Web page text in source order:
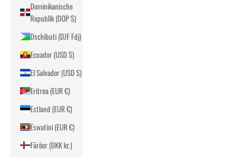
Dominikanische
Republik (DOP $)
Dschibuti (DJF Fdj)
Ecuador (USD $)
El Salvador (USD $)
Eritrea (EUR €)
Estland (EUR €)
Eswatini (EUR €)
Färöer (DKK kr.)